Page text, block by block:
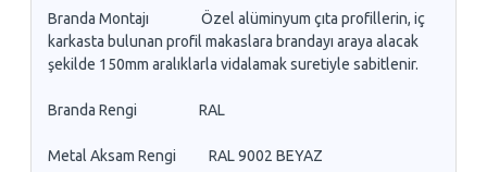
Branda Montajı Özel alüminyum çıta profillerin, iç
karkasta bulunan profil makaslara brandayı araya alacak
şekilde 150mm aralıklarla vidalamak suretiyle sabitlenir.
Branda Rengi RAL
Metal Aksam Rengi RAL 9002 BEYAZ